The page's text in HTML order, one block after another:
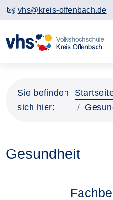
vhs@kreis-offenbach.de
Sie befinden
sich hier:
Gesundheit